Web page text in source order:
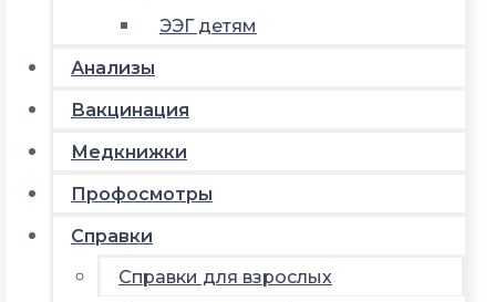
ЭЭГ детям
Анализы
Вакцинация
Медкнижки
Профосмотры
Справки
Справки для взрослых